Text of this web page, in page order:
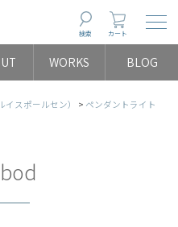
検索 カート
WORKS BLOG
イスポールセン）
ペンダントライト